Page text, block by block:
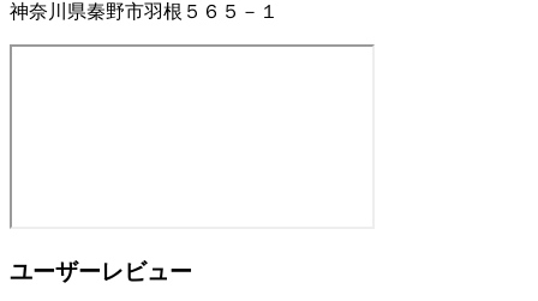
神奈川県秦野市羽根５６５－１
ユーザーレビュー